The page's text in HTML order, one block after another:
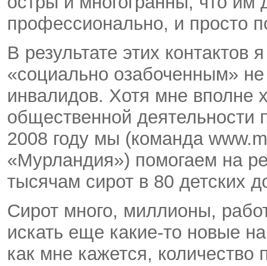
профессионально, и просто
В результате этих
«социально озабоченным»
инвалидов. Хотя мне вполне
общественной
2008 году мы (команда
«Мурландия») помогаем на
тысячам сирот в 80 детских
Сирот много, миллионы,
искать еще какие-то новые
как мне кажется,